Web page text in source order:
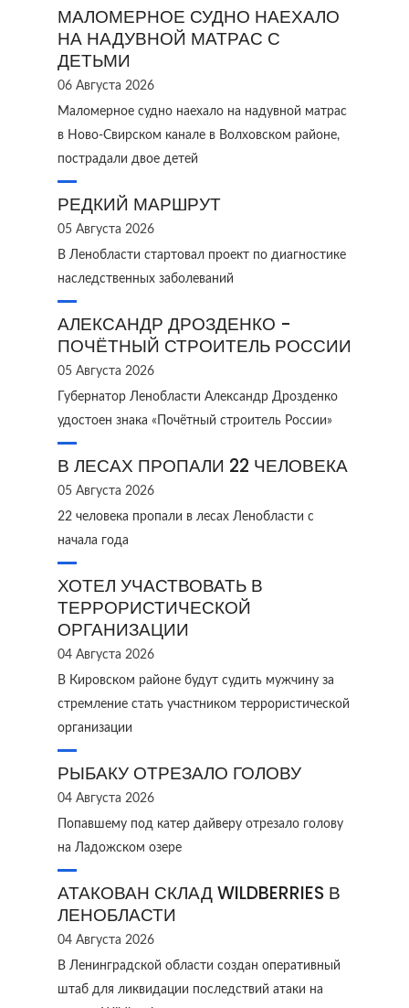
МАЛОМЕРНОЕ СУДНО НАЕХАЛО
НА НАДУВНОЙ МАТРАС С
ДЕТЬМИ
06 Августа 2026
Маломерное судно наехало на надувной матрас
в Ново‑Свирском канале в Волховском районе,
пострадали двое детей
РЕДКИЙ МАРШРУТ
05 Августа 2026
В Ленобласти стартовал проект по диагностике
наследственных заболеваний
АЛЕКСАНДР ДРОЗДЕНКО -
ПОЧЁТНЫЙ СТРОИТЕЛЬ РОССИИ
05 Августа 2026
Губернатор Ленобласти Александр Дрозденко
удостоен знака «Почётный строитель России»
В ЛЕСАХ ПРОПАЛИ 22 ЧЕЛОВЕКА
05 Августа 2026
22 человека пропали в лесах Ленобласти с
начала года
ХОТЕЛ УЧАСТВОВАТЬ В
ТЕРРОРИСТИЧЕСКОЙ
ОРГАНИЗАЦИИ
04 Августа 2026
В Кировском районе будут судить мужчину за
стремление стать участником террористической
организации
РЫБАКУ ОТРЕЗАЛО ГОЛОВУ
04 Августа 2026
Попавшему под катер дайверу отрезало голову
на Ладожском озере
АТАКОВАН СКЛАД WILDBERRIES В
ЛЕНОБЛАСТИ
04 Августа 2026
В Ленинградской области создан оперативный
штаб для ликвидации последствий атаки на